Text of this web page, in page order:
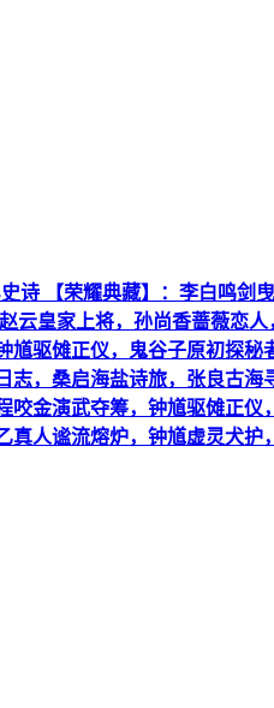
诗 【荣耀典藏】：李白鸣
皇家上将，孙尚香蔷薇恋
驱傩正仪，鬼谷子原初探秘
，桑启海盐诗旅，张良古
金演武夺筹，钟馗驱傩正
人谧流熔炉，钟馗虚灵犬